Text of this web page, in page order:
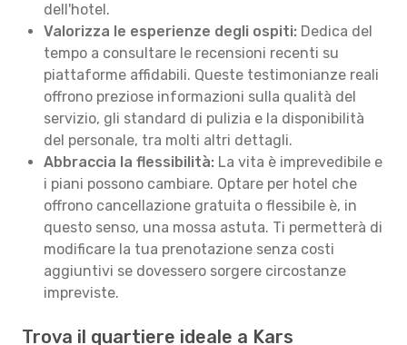
dell'hotel.
Valorizza le esperienze degli ospiti: Dedica del
tempo a consultare le recensioni recenti su
piattaforme affidabili. Queste testimonianze reali
offrono preziose informazioni sulla qualità del
servizio, gli standard di pulizia e la disponibilità
del personale, tra molti altri dettagli.
Abbraccia la flessibilità: La vita è imprevedibile e
i piani possono cambiare. Optare per hotel che
offrono cancellazione gratuita o flessibile è, in
questo senso, una mossa astuta. Ti permetterà di
modificare la tua prenotazione senza costi
aggiuntivi se dovessero sorgere circostanze
impreviste.
Trova il quartiere ideale a Kars